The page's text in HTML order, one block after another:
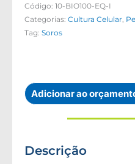
Código: 10-BIO100-EQ-I
Categorias: Cultura Celular
Tag: Soros
Adicionar ao
Descrição